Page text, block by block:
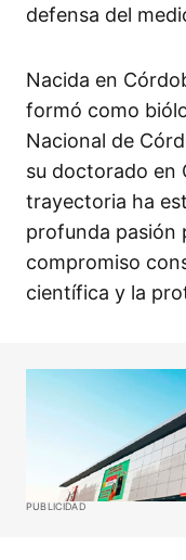
defensa del
Nacida en
formó como
Nacional de
su doctorado en
trayectoria ha
profunda pasión
compromiso
científica y la
PUBLICIDAD